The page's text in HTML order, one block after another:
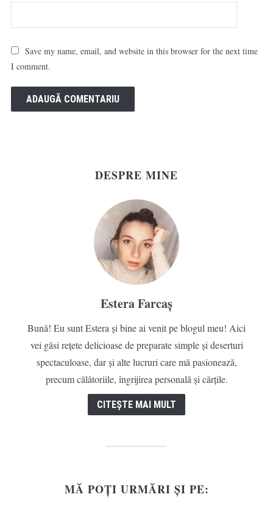
Save my name, email, and website in this browser for the next time
I comment.
DESPRE MINE
Estera Farcaș
Bună! Eu sunt Estera și bine ai venit pe blogul meu! Aici
vei găsi rețete delicioase de preparate simple și deserturi
spectaculoase, dar și alte lucruri care mă pasionează,
precum călătoriile, îngrijirea personală și cărțile.
CITEȘTE MAI MULT
MĂ POȚI URMĂRI ȘI PE: